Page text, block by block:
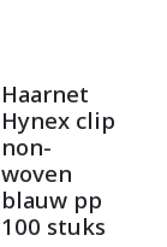
Haarnet
Hynex clip
non-
woven
blauw pp
100 stuks